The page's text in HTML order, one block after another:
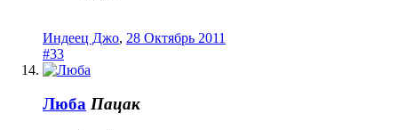
Индеец Джо, 28 Октябрь 2011
#33
Люба Пацак